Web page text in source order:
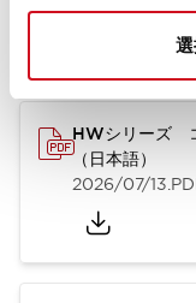
取扱説明書
HWシリーズ
（日本語）
2026/07/13